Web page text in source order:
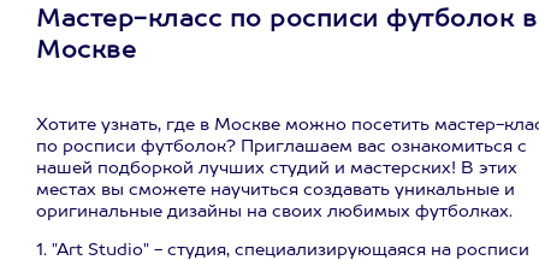
Мастер-класс по росписи футболок в
Москве
Хотите узнать, где в Москве можно посетить мастер-
по росписи футболок? Приглашаем вас ознакомиться с
нашей подборкой лучших студий и мастерских! В этих
местах вы сможете научиться создавать уникальные и
оригинальные дизайны на своих любимых футболках.
1. "Art Studio" - студия, специализирующаяся на росписи